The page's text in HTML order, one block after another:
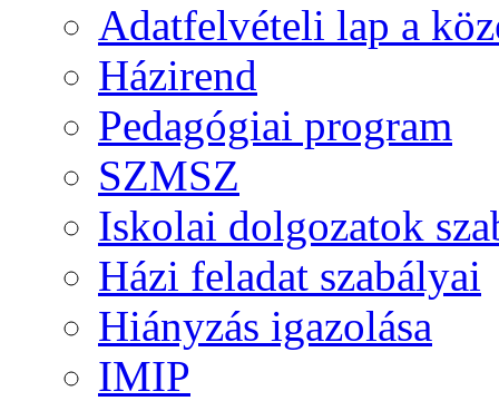
Adatfelvételi lap a
Házirend
Pedagógiai program
SZMSZ
Iskolai dolgozatok
Házi feladat szabályai
Hiányzás igazolása
IMIP